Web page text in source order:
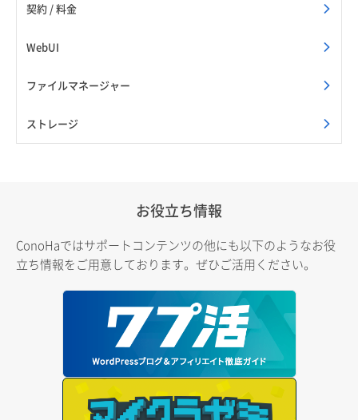
契約 / 料金
WebUI
ファイルマネージャー
ストレージ
お役立ち情報
ConoHaではサポートコンテンツの他にも以下のようなお役
立ち情報をご用意しております。ぜひご活用ください。